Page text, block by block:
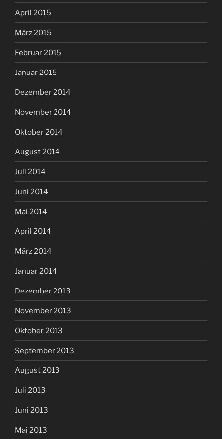
April 2015
März 2015
Februar 2015
Januar 2015
Dezember 2014
November 2014
Oktober 2014
August 2014
Juli 2014
Juni 2014
Mai 2014
April 2014
März 2014
Januar 2014
Dezember 2013
November 2013
Oktober 2013
September 2013
August 2013
Juli 2013
Juni 2013
Mai 2013